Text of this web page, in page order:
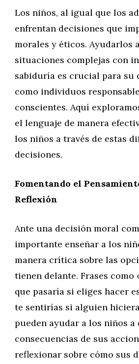
Los niños, al igual que los
enfrentan decisiones que
morales y éticos. Ayudarlos
situaciones complejas con
sabiduría es crucial para su
como individuos
conscientes. Aquí
el lenguaje de manera
los niños a través de estas
decisiones.
Fomentando el
Reflexión
Ante una decisión moral
importante enseñar a los
manera crítica sobre las
tienen delante. Frases como
que pasaría si eliges hacer
te sentirías si alguien
pueden ayudar a los niños a
consecuencias de sus
reflexionar sobre cómo sus